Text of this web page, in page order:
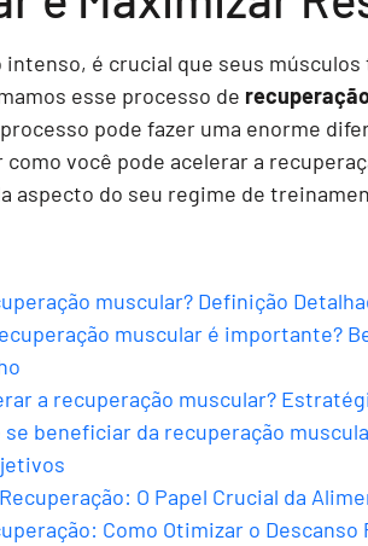
é crucial que seus
esse processo de
pode fazer uma enorme
como você pode acelerar a
aspecto do seu regime de
muscular? Definição
muscular é importante?
a recuperação muscular?
se beneficiar da recuperação
O Papel Crucial da
Como Otimizar o Descanso